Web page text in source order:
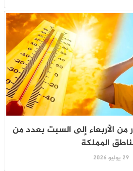
الأربعاء إلى السبت بعدد من
المملكة
29 يوليو 2026